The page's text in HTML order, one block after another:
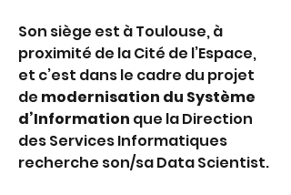
Son siège est à Toulouse, à
proximité de la Cité de l’Espace,
et c’est dans le cadre du projet
de modernisation du Système
d’Information que la Direction
des Services Informatiques
recherche son/sa Data Scientist.